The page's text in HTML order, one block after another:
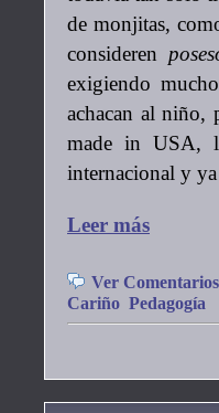
de monjitas,
consideren
exigiendo
achacan al niño,
made in USA,
internacional y ya
Leer más
Ver
Cariño Pedagogía